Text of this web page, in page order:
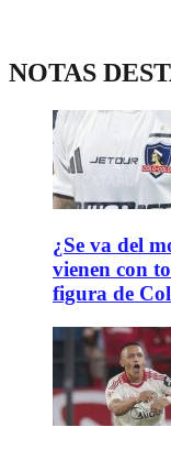
NOTAS
¿Se va del
vienen con
figura de